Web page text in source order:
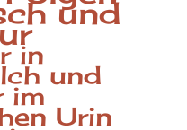
und
in
und
im
Urin